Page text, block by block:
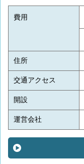
費用
住所
交通アクセス
開設
運営会社